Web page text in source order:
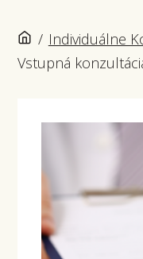
/ Individuálne
Vstupná